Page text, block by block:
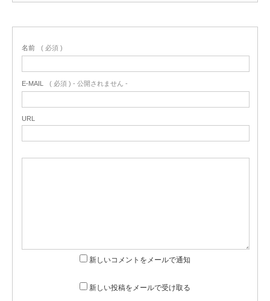
名前 ( 必須 )
E-MAIL ( 必須 ) - 公開されません -
URL
新しいコメントをメールで通知
新しい投稿をメールで受け取る